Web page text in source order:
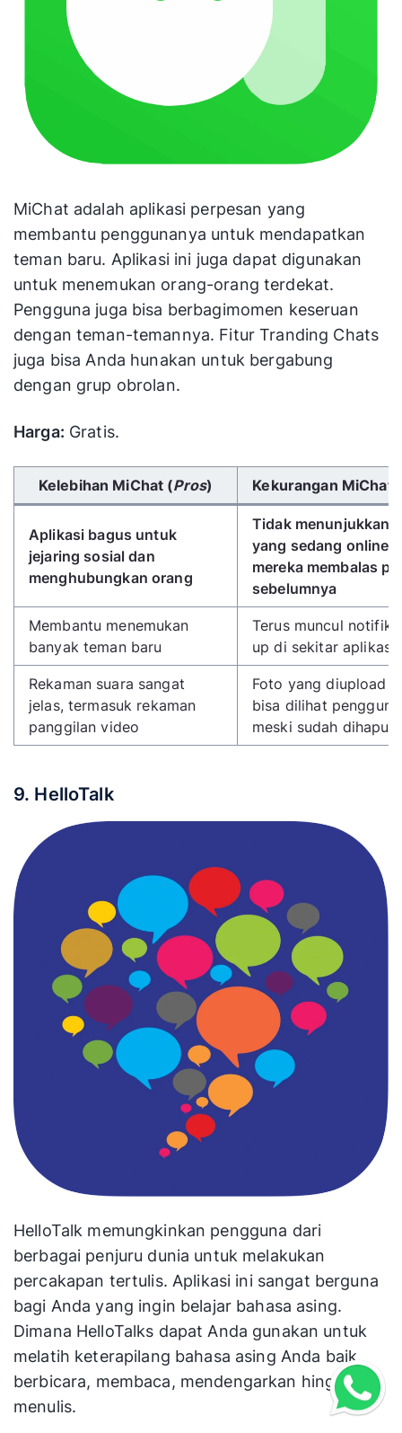
MiChat adalah aplikasi perpesan yang
membantu penggunanya untuk mendapatkan
teman baru. Aplikasi ini juga dapat digunakan
untuk menemukan orang-orang terdekat.
Pengguna juga bisa berbagimomen keseruan
dengan teman-temannya. Fitur Tranding Chats
juga bisa Anda hunakan untuk bergabung
dengan grup obrolan.
Harga: Gratis.
Gunakan tombol panah kiri/kanan untuk
Kelebihan MiChat (Pros) Kekurangan MiChat (
Aplikasi bagus untuk
jejaring sosial dan
menghubungkan orang
Tidak menunjukkan
yang sedang online
mereka membalas
sebelumnya
Membantu menemukan
banyak teman baru
Terus muncul
up di sekitar aplikasi
Rekaman suara sangat
jelas, termasuk rekaman
panggilan video
Foto yang diupload
bisa dilihat
meski sudah dihapus
9. HelloTalk
HelloTalk memungkinkan pengguna dari
berbagai penjuru dunia untuk melakukan
percakapan tertulis. Aplikasi ini sangat berguna
bagi Anda yang ingin belajar bahasa asing.
Dimana HelloTalks dapat Anda gunakan untuk
melatih keterapilang bahasa asing Anda baik
berbicara, membaca, mendengarkan hinga
menulis.